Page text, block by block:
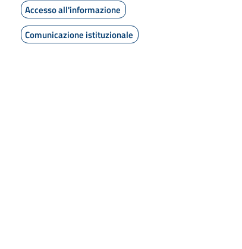
Accesso all'informazione
Comunicazione istituzionale